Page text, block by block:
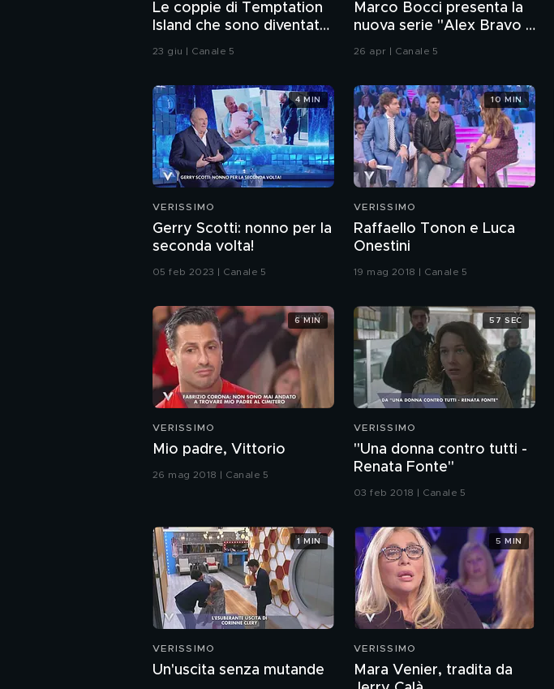
Le coppie di Temptation
Island che sono diventate
genitori
23 giu | Canale 5
Marco Bocci presenta la
nuova serie "Alex Bravo -
Poliziotto a modo suo"
26 apr | Canale 5
VERISSIMO
Gerry Scotti: nonno per la
seconda volta!
05 feb 2023 | Canale 5
4 MIN
VERISSIMO
Raffaello Tonon e Luca
Onestini
19 mag 2018 | Canale 5
10 MIN
VERISSIMO
Mio padre, Vittorio
26 mag 2018 | Canale 5
6 MIN
VERISSIMO
"Una donna contro tutti -
Renata Fonte"
03 feb 2018 | Canale 5
57 SEC
VERISSIMO
Un'uscita senza mutande
1 MIN
VERISSIMO
Mara Venier, tradita da
5 MIN